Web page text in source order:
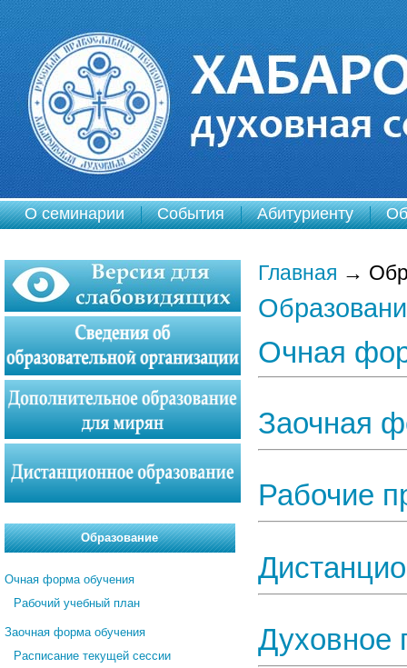
О семинарии События Абитуриенту
Главная →
Очная
Заочная
Рабочие
Духовное
Образование
Очная форма обучения
Рабочий учебный план
Заочная форма обучения
Расписание текущей сессии